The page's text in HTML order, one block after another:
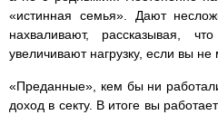
«истинная семья». Дают
нахваливают, рассказывая,
увеличивают нагрузку, если вы
«Преданные», кем бы ни
доход в секту. В итоге вы